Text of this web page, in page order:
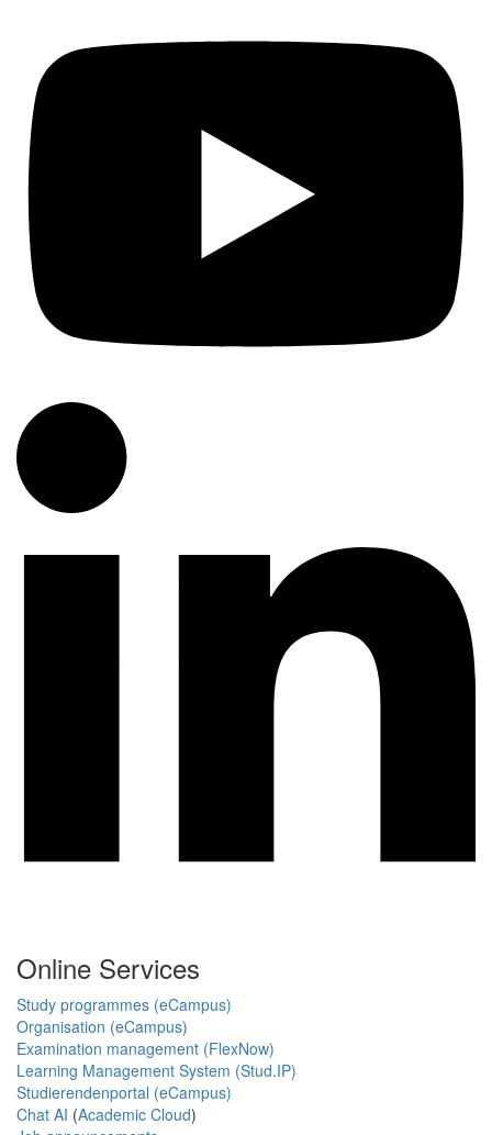
Online Services
Study programmes (eCampus)
Organisation (eCampus)
Examination management (FlexNow)
Learning Management System (Stud.IP)
Studierendenportal (eCampus)
Chat AI (Academic Cloud)